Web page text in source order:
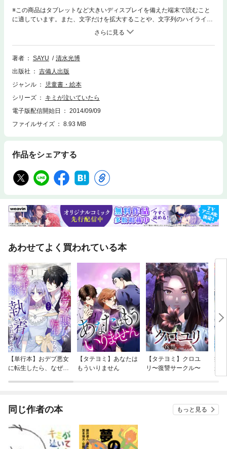
※この商品はタブレットなど大きいディスプレイを備えた端末で読むこと
に適しています。また、文字だけを拡大することや、文字列のハイライ
ト、検索、辞書の参照、引用などの機能が使用できません。てるてる坊主
のテルボンは、 男の子の心を晴らすために一生懸命がんばります。そして
次第に心が重なって二人の思いはきれいな虹に変わります。 心に雨が降っ
た時の合言葉は、「あたし天気になあれ」。絵本。
著者 SAYU
清水光博
出版社
吉備人出版
ジャンル
児童書・絵本
シリーズ
キミが泣いていたら
電子版配信開始日
2014/09/09
ファイルサイズ
8.93 MB
作品をシェアする
あわせてよく買われている本
【単行本】おデブ悪女
に転生したら、なぜか
【タテヨミ】あなたは
もういりません
【タテヨミ】クロユ
リ〜復讐サークル〜
病
が
ぎ
同じ作者の本 もっと見る